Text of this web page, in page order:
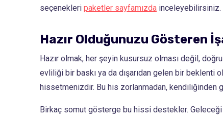
seçenekleri paketler sayfamızda inceleyebilirsiniz.
Hazır Olduğunuzu Gösteren
Hazır olmak, her şeyin kusursuz olması değil,
evliliği bir baskı ya da dışarıdan gelen bir beklenti
hissetmenizdir. Bu his zorlanmadan, kendiliğinden
Birkaç somut gösterge bu hissi destekler. Geleceği